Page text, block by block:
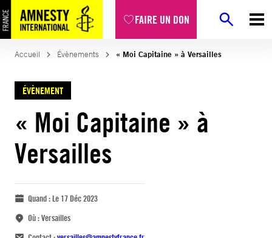
FAIRE UN DON
Accueil Évènements « Moi Capitaine » à Versailles
ÉVÈNEMENT
« Moi Capitaine » à
Versailles
Quand :Le 17 Déc 2023
Où :Versailles